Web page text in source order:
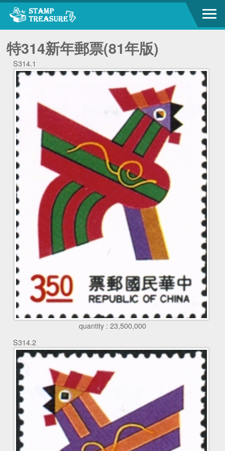
特314新年郵票(81年版)
S314.1
quantity : 23,500,000
S314.2